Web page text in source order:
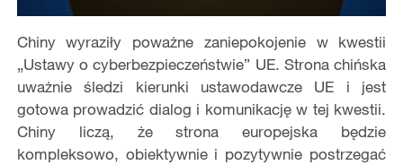
Chiny wyraziły poważne zaniepokojenie w kwestii
„Ustawy o cyberbezpieczeństwie” UE. Strona chińska
uważnie śledzi kierunki ustawodawcze UE i jest
gotowa prowadzić dialog i komunikację w tej kwestii.
Chiny liczą, że strona europejska będzie
kompleksowo, obiektywnie i pozytywnie postrzegać